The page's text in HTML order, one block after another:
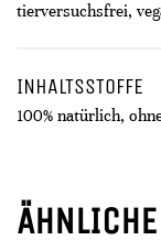
tierversuchsfrei,
INHALTSSTOFFE
100% natürlich,